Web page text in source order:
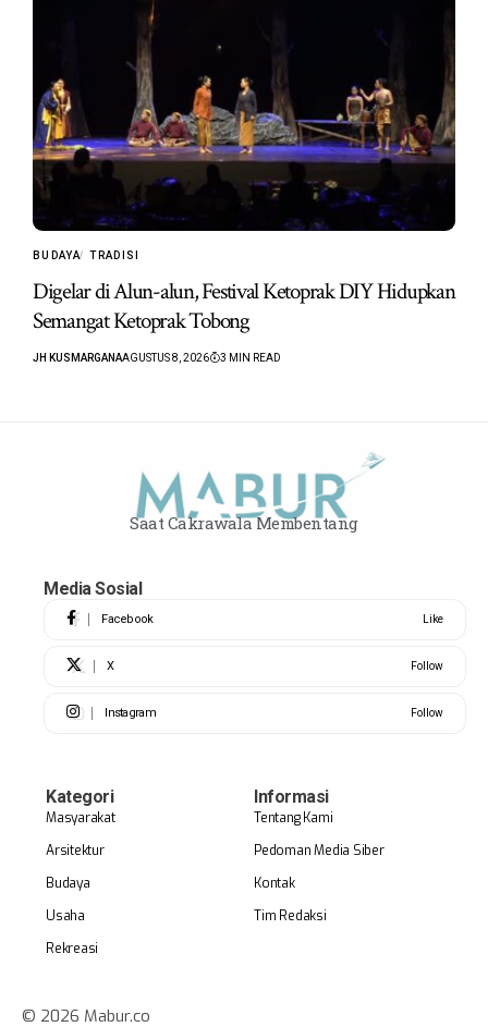
BUDAYA TRADISI
Digelar di Alun-alun, Festival Ketoprak DIY Hidupkan
Semangat Ketoprak Tobong
JH KUSMARGANAAGUSTUS 8, 2026 3 MIN READ
Saat Cakrawala Membentang
Media Sosial
Facebook Like
X Follow
Instagram Follow
Kategori
Masyarakat
Arsitektur
Budaya
Usaha
Rekreasi
Informasi
Tentang Kami
Pedoman Media Siber
Kontak
Tim Redaksi
© 2026 Mabur.co